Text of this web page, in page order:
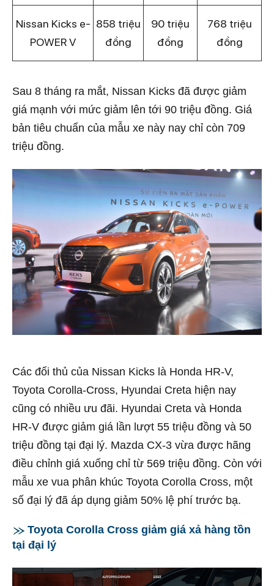
Nissan Kicks e-
POWER V
858 triệu
đồng
90 triệu
đồng
768 triệu
đồng
Sau 8 tháng ra mắt, Nissan Kicks đã được giảm
giá mạnh với mức giảm lên tới 90 triệu đồng. Giá
bản tiêu chuẩn của mẫu xe này nay chỉ còn 709
triệu đồng.
Các đối thủ của Nissan Kicks là Honda HR-V,
Toyota Corolla-Cross, Hyundai Creta hiện nay
cũng có nhiều ưu đãi. Hyundai Creta và Honda
HR-V được giảm giá lần lượt 55 triệu đồng và 50
triệu đồng tại đại lý. Mazda CX-3 vừa được hãng
điều chỉnh giá xuống chỉ từ 569 triệu đồng. Còn với
mẫu xe vua phân khúc Toyota Corolla Cross, một
số đại lý đã áp dụng giảm 50% lệ phí trước bạ.
Toyota Corolla Cross giảm giá xả hàng tồn
tại đại lý